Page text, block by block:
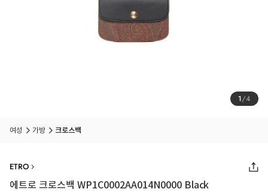
1/4
여성 가방 크로스백
ETRO
에트로 크로스백 WP1C0002AA014N0000 Black